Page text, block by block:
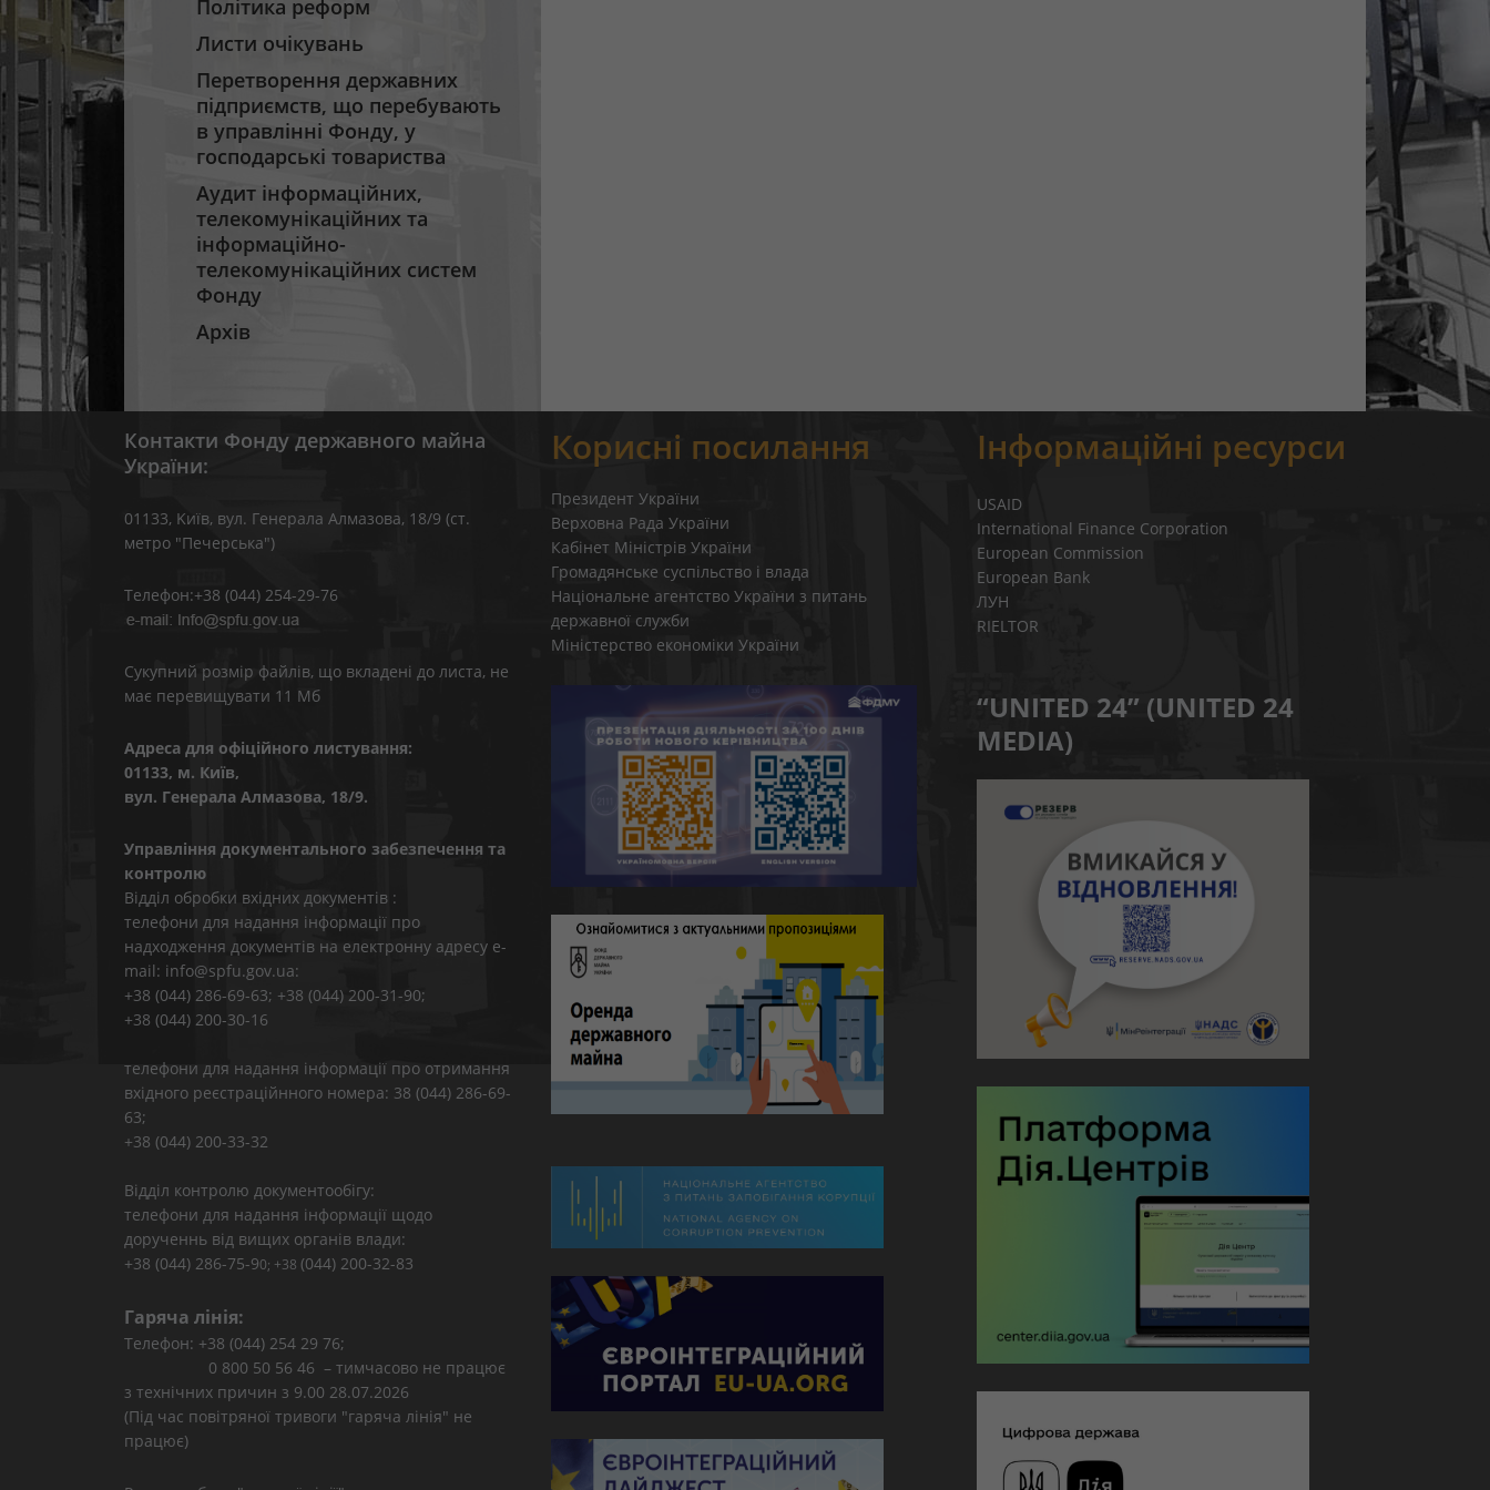
Політика реформ
Листи очікувань
Перетворення державних
підприємств, що перебувають
в управлінні Фонду, у
господарські товариства
Аудит інформаційних,
телекомунікаційних та
інформаційно-
телекомунікаційних систем
Фонду
Архів
Контакти Фонду державного майна
України:
01133, Kиїв, вул. Генерала Алмазова, 18/9 (ст.
метро "Печерська")
Телефон:+38 (044) 254-29-76
Сукупний розмір файлів, що вкладені до листа, не
має перевищувати 11 Мб
Адреса для офіційного листування:
01133, м. Київ,
вул. Генерала Алмазова, 18/9.
Управління документального забезпечення та
контролю
Відділ обробки вхідних документів :
телефони для надання інформації про
надходження документів на електронну адресу e-
mail: info@spfu.gov.ua:
+38 (044) 286-69-63; +38 (044) 200-31-90;
+38 (044) 200-30-16
телефони для надання інформації про отримання
вхідного реєстраційнного номера: 38 (044) 286-69-
63;
+38 (044) 200-33-32
Відділ контролю документообігу:
телефони для надання інформації щодо
дорученнь від вищих органів влади:
+38 (044) 286-75-90; +38 (044) 200-32-83
Гаряча лінія:
Телефон: +38 (044) 254 29 76;
0 800 50 56 46 – тимчасово не працює
з технічних причин з 9.00 28.07.2026
(Під час повітряної тривоги "гаряча лінія" не
працює)
Корисні посилання
Президент України
Верховна Рада України
Кабінет Міністрів України
Громадянське суспільство і влада
Національне агентство України з питань
державної служби
Міністерство економіки України
Інформаційні ресурси
USAID
International Finance Corporation
European Commission
European Bank
ЛУН
RIELTOR
“UNITED 24” (UNITED 24
MEDIA)